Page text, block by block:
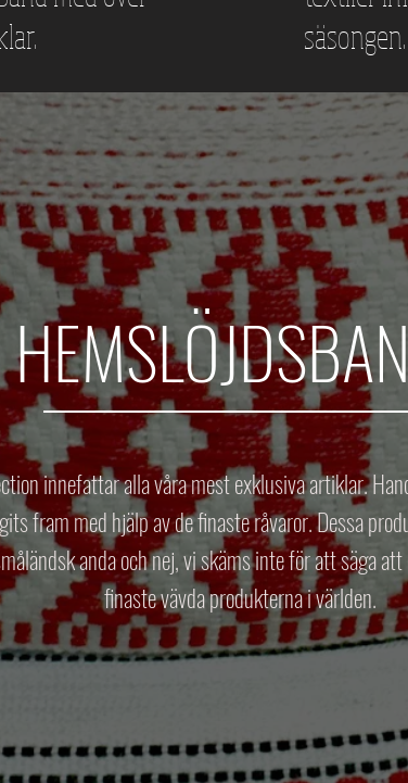
säsongen.
innefattar alla våra mest exklusiva artiklar.
fram med hjälp av de finaste råvaror. Dessa
anda och nej, vi skäms inte för att säga
finaste vävda produkterna i världen.